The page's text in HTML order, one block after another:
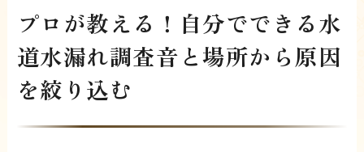
プロが教える！自分でできる水
道水漏れ調査音と場所から原因
を絞り込む